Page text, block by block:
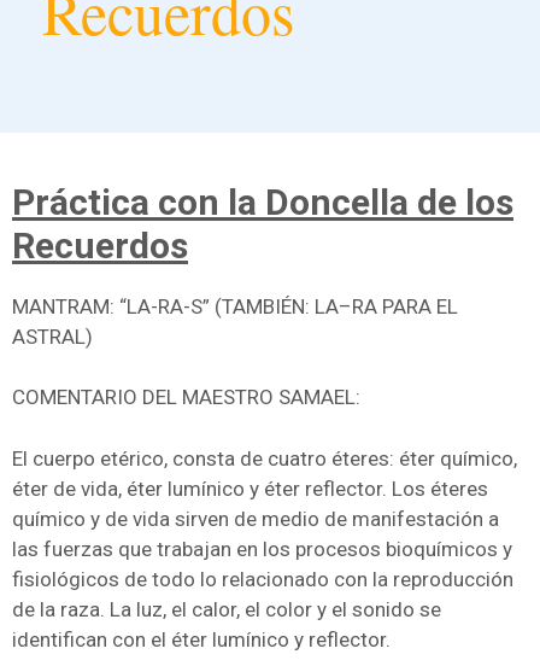
Práctica con la Doncella de los
Recuerdos
MANTRAM: “LA-RA-S” (TAMBIÉN: LA–RA PARA EL
ASTRAL)
COMENTARIO DEL MAESTRO SAMAEL:
El cuerpo etérico, consta de cuatro éteres: éter químico,
éter de vida, éter lumínico y éter reflector. Los éteres
químico y de vida sirven de medio de manifestación a
las fuerzas que trabajan en los procesos bioquímicos y
fisiológicos de todo lo relacionado con la reproducción
de la raza. La luz, el calor, el color y el sonido se
identifican con el éter lumínico y reflector.